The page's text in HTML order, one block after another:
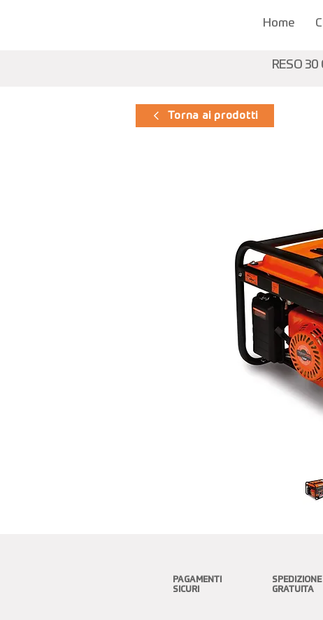
Home
RESO 30
Torna ai prodotti
PAGAMENTI
SICURI
SPEDIZIONE
GRATUITA